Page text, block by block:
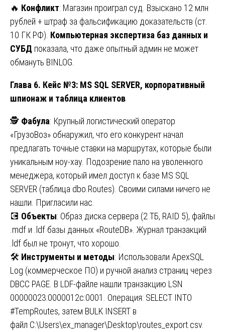
🔥 Конфликт: Магазин проиграл суд. Взыскано 12 млн
рублей + штраф за фальсификацию доказательств (ст.
10 ГК РФ). Компьютерная экспертиза баз данных и
СУБД показала, что даже опытный админ не может
обмануть BINLOG.
Глава 6. Кейс №3: MS SQL SERVER, корпоративный
шпионаж и таблица клиентов
🕵️ Фабула: Крупный логистический оператор
«ГрузоВоз» обнаружил, что его конкурент начал
предлагать точные ставки на маршрутах, которые были
уникальным ноу-хау. Подозрение пало на уволенного
менеджера, который имел доступ к базе MS SQL
SERVER (таблица dbo.Routes). Своими силами ничего не
нашли. Пригласили нас.
💽 Объекты: Образ диска сервера (2 ТБ, RAID 5), файлы
.mdf и .ldf базы данных «RouteDB». Журнал транзакций
.ldf был не тронут, что хорошо.
🛠️ Инструменты и методы: Использовали ApexSQL
Log (коммерческое ПО) и ручной анализ страниц через
DBCC PAGE. В LDF-файле нашли транзакцию LSN
00000023:0000012c:0001. Операция: SELECT INTO
#TempRoutes, затем BULK INSERT в
файл C:\Users\ex_manager\Desktop\routes_export.csv.